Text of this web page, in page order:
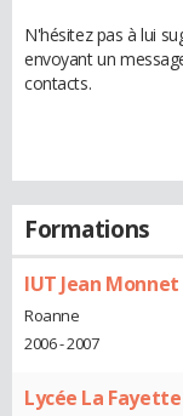
N'hésitez pas à lui
envoyant un
contacts.
Formations
IUT Jean Monnet
Roanne
2006 - 2007
Lycée La